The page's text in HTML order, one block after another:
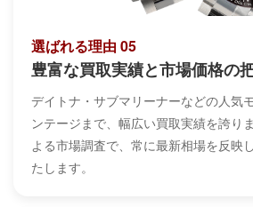
選ばれる理由 05
豊富な買取実績と市場価格の
デイトナ・サブマリーナーなどの人気
ンテージまで、幅広い買取実績を誇り
よる市場調査で、常に最新相場を反映
たします。